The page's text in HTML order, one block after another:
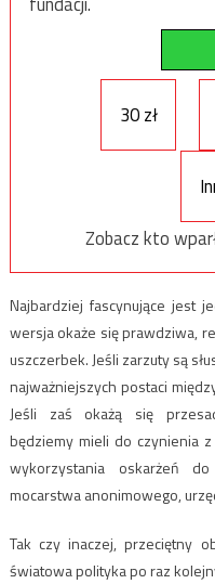
30 zł
Zobacz kto
Najbardziej fascynujące jest
wersja okaże się prawdziwa,
uszczerbek. Jeśli zarzuty są
najważniejszych postaci
Jeśli zaś okażą się
będziemy mieli do czynienia
wykorzystania oskarżeń
mocarstwa anonimowego,
Tak czy inaczej, przeciętny
światowa polityka po raz